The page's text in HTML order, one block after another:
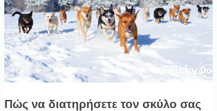
Πώς να διατηρήσετε τον σκύλο σας